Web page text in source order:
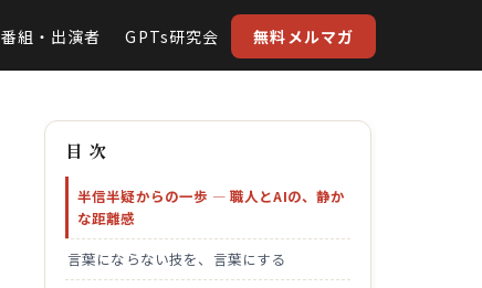
番組・出演者 GPTs研究会 無料メルマガ
目 次
半信半疑からの一歩 — 職人とAIの、静か
な距離感
言葉にならない技を、言葉にする